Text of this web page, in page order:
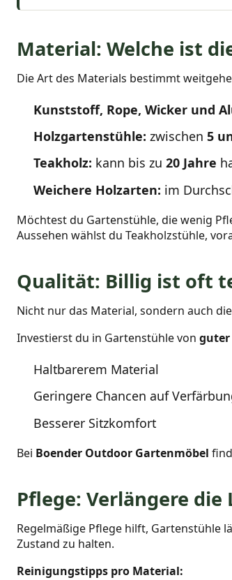
Material: Welche ist
Die Art des Materials bestimmt
Kunststoff, Rope, Wicker und
Holzgartenstühle: zwischen 5
Teakholz: kann bis zu 20 Jahre
Weichere Holzarten: im
Möchtest du Gartenstühle, die wenig
Aussehen wählst du Teakholzstühle,
Qualität: Billig ist oft
Nicht nur das Material, sondern auch
Investierst du in Gartenstühle von
Haltbarerem Material
Geringere Chancen auf
Besserer Sitzkomfort
Bei Boender Outdoor Gartenmöbel
Pflege: Verlängere
Regelmäßige Pflege hilft, Gartenstühle
Zustand zu halten.
Reinigungstipps pro Material: